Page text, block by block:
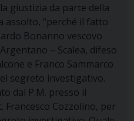
giustizia da parte della
assolto, “perché il fatto
Bonanno vescovo
– Scalea, difeso
e Franco Sammarco
segreto investigativo.
dal P.M. presso il
Francesco Cozzolino, per